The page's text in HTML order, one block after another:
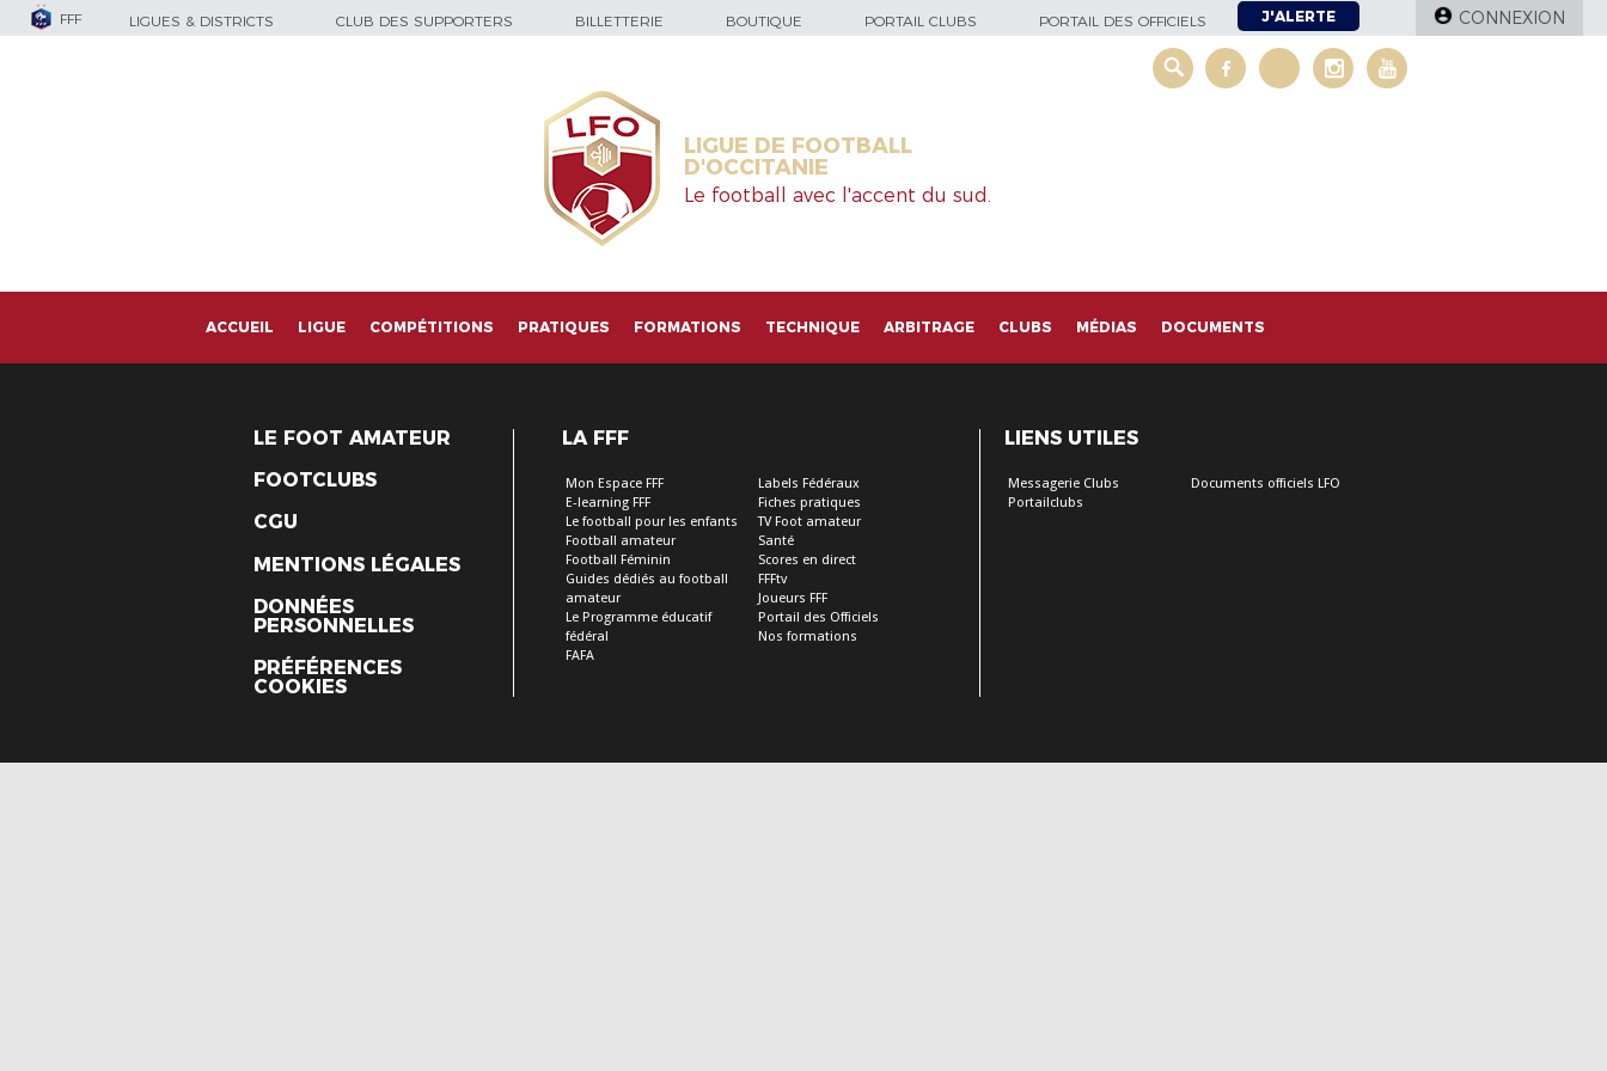
FFF LIGUES & DISTRICTS CLUB DES SUPPORTERS BILLETTERIE BOUTIQUE PORTAIL CLUBS PORTAIL DES OFFICIELS J'ALERTE CONNEXION
LIGUE DE FOOTBALL
D'OCCITANIE
Le football avec l'accent du sud.
ACCUEIL LIGUE COMPÉTITIONS PRATIQUES FORMATIONS TECHNIQUE ARBITRAGE CLUBS MÉDIAS DOCUMENTS
LE FOOT AMATEUR
FOOTCLUBS
CGU
MENTIONS LÉGALES
DONNÉES
PERSONNELLES
PRÉFÉRENCES
COOKIES
LA FFF
Mon Espace FFF
E-learning FFF
Le football pour les enfants
Football amateur
Football Féminin
Guides dédiés au football
amateur
Le Programme éducatif
fédéral
FAFA
Labels Fédéraux
Fiches pratiques
TV Foot amateur
Santé
Scores en direct
FFFtv
Joueurs FFF
Portail des Officiels
Nos formations
LIENS UTILES
Messagerie Clubs
Portailclubs
Documents officiels LFO